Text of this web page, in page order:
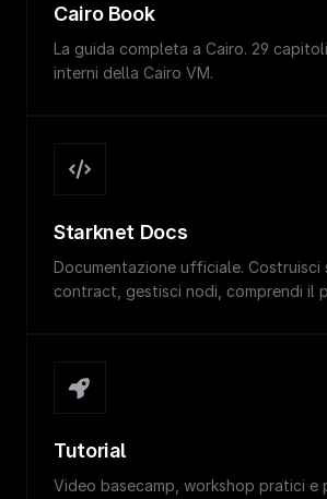
Cairo Book
La guida completa a Cairo. 29
interni della Cairo VM.
Starknet Docs
Documentazione ufficiale. Costruisci
contract, gestisci nodi, comprendi il
Tutorial
Video basecamp, workshop pratici e